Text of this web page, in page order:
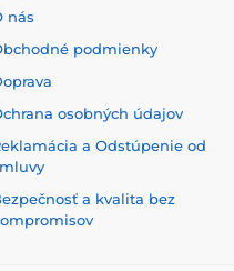
nás
podmienky
osobných údajov
a Odstúpenie od
a kvalita bez